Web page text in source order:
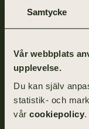
Samtycke
Vår webbplats
upplevelse.
Du kan själv
statistik- och
vår cookiepolicy.
rapporterat till
Gå tillbaka
besök